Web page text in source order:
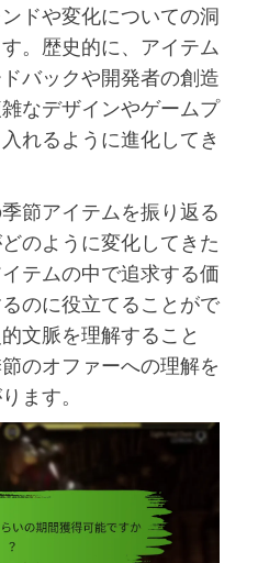
ドや変化についての洞
。歴史的に、アイテム
バックや開発者の創造
なデザインやゲームプ
れるように進化してき
節アイテムを振り返る
のように変化してきた
テムの中で追求する価
のに役立てることがで
文脈を理解すること
のオファーへの理解を
ます。